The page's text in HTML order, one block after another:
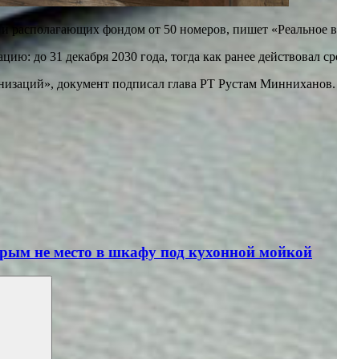
располагающих фондом от 50 номеров, пишет «Реальное
до 31 декабря 2030 года, тогда как ранее действовал
документ подписал глава РТ Рустам Минниханов.
не место в шкафу под кухонной мойкой